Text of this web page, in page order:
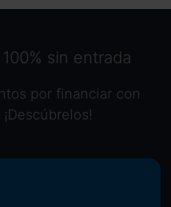
100% sin entrada
por financiar con